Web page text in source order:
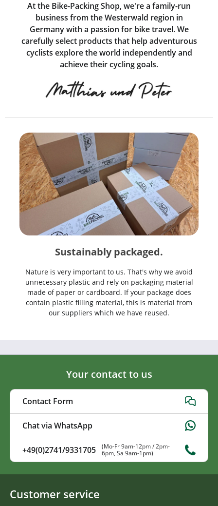
At the Bike-Packing Shop, we're a family-run
business from the Westerwald region in
Germany with a passion for bike travel. We
carefully select products that help adventurous
cyclists explore the world independently and
achieve their cycling goals.
Sustainably packaged.
Nature is very important to us. That's why we avoid
unnecessary plastic and rely on packaging material
made of paper or cardboard. If your package does
contain plastic filling material, this is material from
our suppliers which we have reused.
Your contact to us
Contact Form
Chat via WhatsApp
+49(0)2741/9331705
(Mo-Fr 9am-12pm / 2pm-
6pm, Sa 9am-1pm)
Customer service